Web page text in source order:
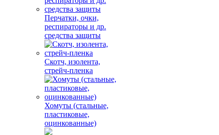
Перчатки, очки,
респираторы и др.
средства защиты
Скотч, изолента,
стрейч-пленка
Хомуты (стальные,
пластиковые,
оцинкованные)